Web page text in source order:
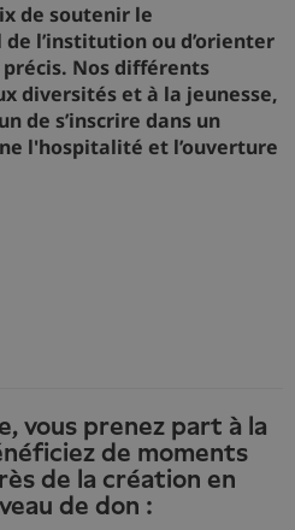
de soutenir le
l’institution ou d’orienter
Nos différents
diversités et à la jeunesse,
de s’inscrire dans un
l'hospitalité et l’ouverture
vous prenez part à la
de moments
de la création en
de don :